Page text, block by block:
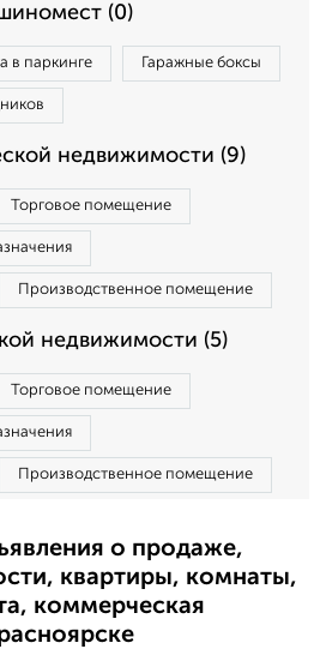
(0)
в паркинге Гаражные боксы
недвижимости (9)
Торговое помещение
Производственное помещение
недвижимости (5)
Торговое помещение
Производственное помещение
о продаже,
квартиры, комнаты,
коммерческая